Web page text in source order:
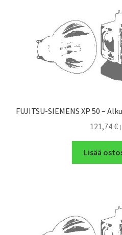
FUJITSU-SIEMENS XP 50 –
121,74€
Lisää